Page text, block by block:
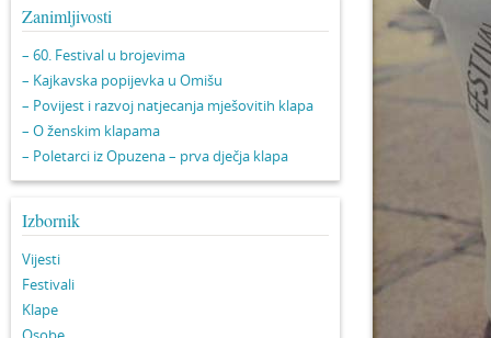
Zanimljivosti
– 60. Festival u brojevima
– Kajkavska popijevka u Omišu
– Povijest i razvoj natjecanja mješovitih klapa
– O ženskim klapama
– Poletarci iz Opuzena – prva dječja klapa
Izbornik
Vijesti
Festivali
Klape